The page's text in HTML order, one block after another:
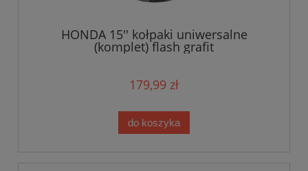
HONDA 15'' kołpaki uniwersalne
(komplet) flash grafit
179,99 zł
do koszyka